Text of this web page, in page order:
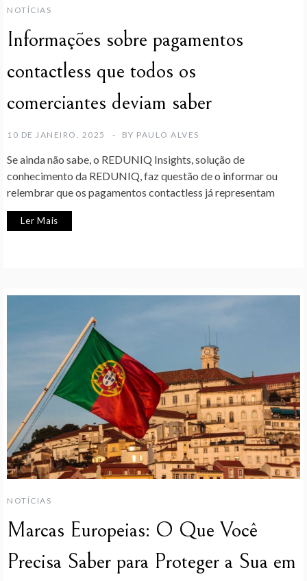
NOTÍCIAS
Informações sobre pagamentos
contactless que todos os
comerciantes deviam saber
10 DE JANEIRO, 2025 BY PAULO ALVES
Se ainda não sabe, o REDUNIQ Insights, solução de
conhecimento da REDUNIQ, faz questão de o informar ou
relembrar que os pagamentos contactless já representam
Ler Mais
NOTÍCIAS
Marcas Europeias: O Que Você
Precisa Saber para Proteger a Sua em